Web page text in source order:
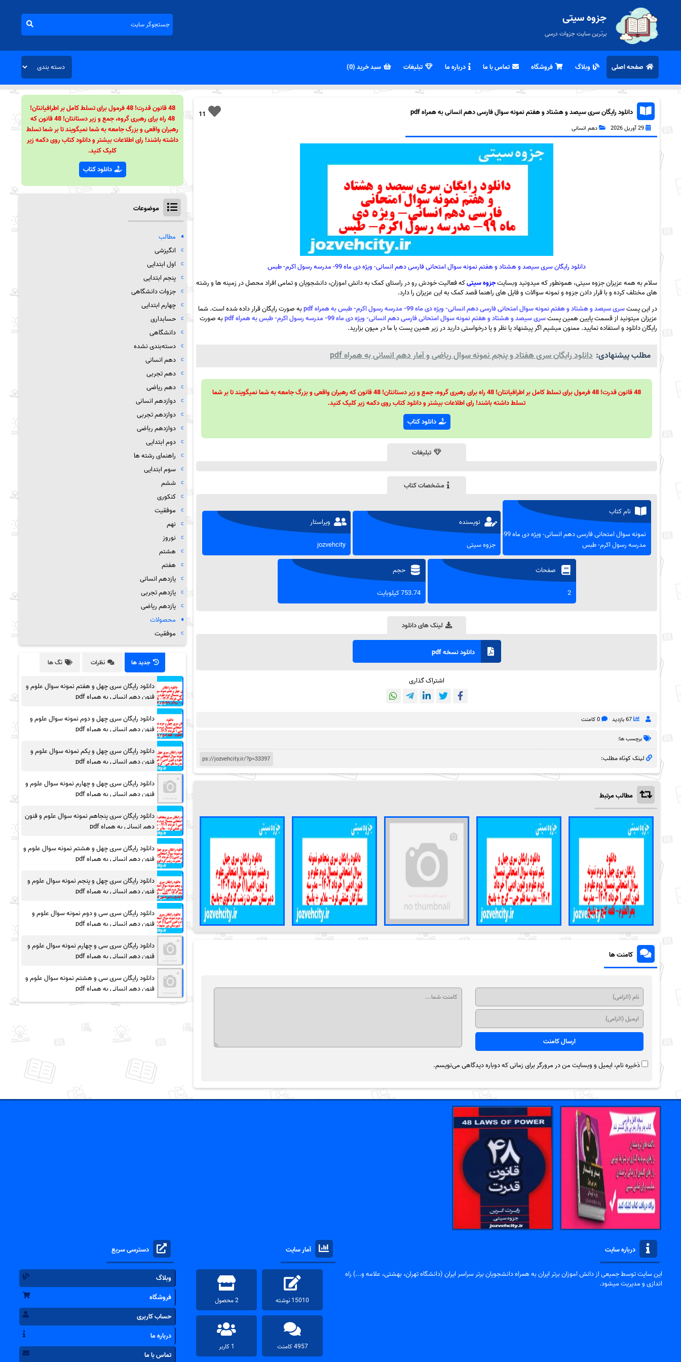
جزوه سیتی
برترین سایت جزوات درسی
صفحه اصلی وبلاگ فروشگاه تماس با ما درباره ما تبلیغات سبد خرید (0)
11 دانلود رایگان سری سیصد و هشتاد و هفتم نمونه سوال فارسی دهم انسانی به همراه pdf
29 آوریل 2026 دهم انسانی
دانلود رایگان سری سیصد و هشتاد و هفتم نمونه سوال امتحانی فارسی دهم انسانی- ویژه دی ماه 99- مدرسه رسول اکرم- طبس
سلام به همه عزیزان جزوه سیتی، همونطور که میدونید وبسایتجزوه سیتیکه فعالیت خودش رو در راستای کمک به دانش اموزان، دانشجویان و تمامی افراد محصل در زمینه ها و رشته
های مختلف کرده و با قرار دادن جزوه و نمونه سوالات و فایل های راهنما قصد کمک به این عزیزان را دارد.
در این پستسری سیصد و هشتاد و هفتم نمونه سوال امتحانی فارسی دهم انسانی- ویژه دی ماه 99- مدرسه رسول اکرم- طبس به همراه pdf
به صورت رایگان قرار داده شده است. شما
عزیزان میتونید از قسمت پایین همین پستسری سیصد و هشتاد و هفتم نمونه سوال امتحانی فارسی دهم انسانی- ویژه دی ماه 99- مدرسه رسول اکرم- طبس به همراه pdf
به صورت
رایگان دانلود و استفاده نمایید. ممنون میشیم اگر پیشنهاد یا نظر و یا درخواستی دارید در زیر همین پست با ما در میون بزارید.
مطلب پیشنهادی: دانلود رایگان سری هفتاد و پنجم نمونه سوال ریاضی و آمار دهم انسانی به همراه pdf
48 قانون قدرت! 48 فرمول برای تسلط کامل بر اطرافیانتان! 48 راه برای رهبری گروه، جمع و زیر دستانتان! 48 قانون که رهبران واقعی و بزرگ جامعه به شما نمیگویند تا بر شما
تسلط داشته باشند! رای اطلاعات بیشتر و دانلود کتاب روی دکمه زیر کلیک کنید.
دانلود کتاب
تبلیغات
مشخصات کتاب
نام کتاب
نمونه سوال امتحانی فارسی دهم انسانی- ویژه دی ماه 99-
مدرسه رسول اکرم- طبس
نویسنده
جزوه سیتی
ویراستار
jozvehcity
صفحات
2
حجم
753.74 کیلوبایت
لینک های دانلود
دانلود نسخه pdf
اشتراک گذاری
67 بازدید 0 کامنت
برچسب ها:
لینک کوتاه مطلب:
مطالب مرتبط
کامنت ها
ذخیره نام، ایمیل و وبسایت من در مرورگر برای زمانی که دوباره دیدگاهی می‌نویسم.
48 قانون قدرت! 48 فرمول برای تسلط کامل بر اطرافیانتان!
48 راه برای رهبری گروه، جمع و زیر دستانتان! 48 قانون که
رهبران واقعی و بزرگ جامعه به شما نمیگویند تا بر شما تسلط
داشته باشند! رای اطلاعات بیشتر و دانلود کتاب روی دکمه زیر
کلیک کنید.
دانلود کتاب
موضوعات
مطالب
انگیزشی
اول ابتدایی
پنجم ابتدایی
جزوات دانشگاهی
چهارم ابتدایی
حسابداری
دانشگاهی
دسته‌بندی نشده
دهم انسانی
دهم تجربی
دهم ریاضی
دوازدهم انسانی
دوازدهم تجربی
دوازدهم رباضی
دوم ابتدایی
راهنمای رشته ها
سوم ابتدایی
ششم
کنکوری
موفقیت
نهم
نوروز
هشتم
هفتم
یازدهم انسانی
یازدهم تجربی
یازدهم ریاضی
محصولات
موفقیت
جدید ها نظرات تگ ها
دانلود رایگان سری چهل و هفتم نمونه سوال علوم و
فنون دهم انسانی به همراه pdf
دانلود رایگان سری چهل و دوم نمونه سوال علوم و
فنون دهم انسانی به همراه pdf
دانلود رایگان سری چهل و یکم نمونه سوال علوم و
فنون دهم انسانی به همراه pdf
دانلود رایگان سری چهل و چهارم نمونه سوال علوم و
فنون دهم انسانی به همراه pdf
دانلود رایگان سری پنجاهم نمونه سوال علوم و فنون
دهم انسانی به همراه pdf
دانلود رایگان سری چهل و هشتم نمونه سوال علوم و
فنون دهم انسانی به همراه pdf
دانلود رایگان سری چهل و پنجم نمونه سوال علوم و
فنون دهم انسانی به همراه pdf
دانلود رایگان سری سی و دوم نمونه سوال علوم و
فنون دهم انسانی به همراه pdf
دانلود رایگان سری سی و چهارم نمونه سوال علوم و
فنون دهم انسانی به همراه pdf
دانلود رایگان سری سی و هشتم نمونه سوال علوم و
فنون دهم انسانی به همراه pdf
درباره سایت
این سایت توسط جمیعی از دانش اموزان برتر ایران به همراه دانشجویان برتر سراسر ایران (دانشگاه تهران، بهشتی، علامه و...) راه
اندازی و مدیریت میشود.
آمار سایت
15010 نوشته 2 محصول
4957 کامنت 1 کاربر
دسترسی سریع
وبلاگ
فروشگاه
حساب کاربری
درباره ما
تماس با ما